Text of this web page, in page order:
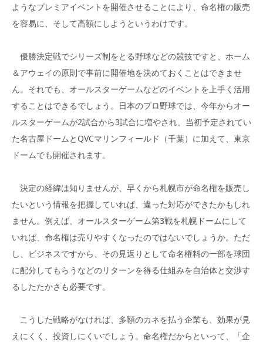
ようなプレミアイベントを開催させることにより、命名権の販売
を容易に、そして高額にしようというわけです。
優勝決定戦でシリーズ制をとる野球などの競技ですと、ホーム
＆アウェイの原則で事前に開催地を決めておくことはできませ
ん。それでも、オールスターゲームなどのイベントを上手く活用
することはできるでしょう。日本のプロ野球では、今年からオー
ルスターゲームが2試合から3試合に増やされ、当初予定されてい
た名古屋ドームとQVCマリンフィールド（千葉）に加えて、東京
ドームでも開催されます。
決定の経緯は知りませんが、早くから札幌市が命名権を販売し
たいという情報を把握していれば、違った対応ができたかもしれ
ません。例えば、オールスターゲーム第3戦を札幌ドームにして
いれば、命名権は売りやすくなったのではないでしょうか。ただ
し、ビジネスですから、その見返りとして命名権料の一部を球団
に配分してもらうなどのリターンを得る仕組みを自治体と交渉す
るしたたかさも必要です。
こうした戦略がなければ、多額のカネを払う企業も、効果が見
えにくく、投資しにくいでしょう。命名権だからといって、「企